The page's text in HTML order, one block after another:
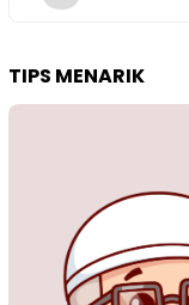
TIPS MENARIK